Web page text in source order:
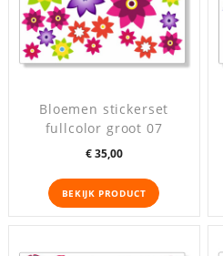
Bloemen stickerset
fullcolor groot 07
Prijs
€ 35,00
BEKIJK PRODUCT